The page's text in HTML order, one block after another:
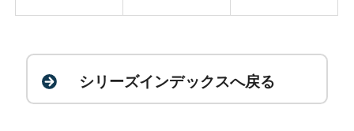
シリーズインデックスへ戻る